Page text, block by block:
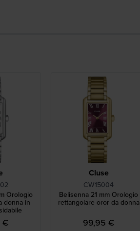
Orologio
donna in
€
Cluse
CW15004
Belisenna 21 mm Orologio
rettangolare oror da donna
99,95 €